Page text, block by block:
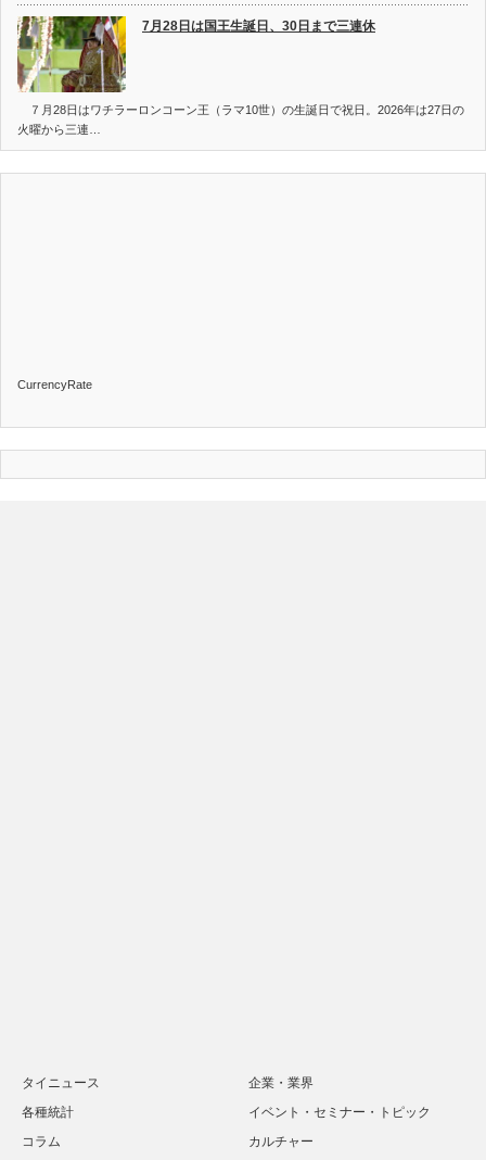
7月28日は国王生誕日、30日まで三連休
７月28日はワチラーロンコーン王（ラマ10世）の生誕日で祝日。2026年は27日の
火曜から三連…
CurrencyRate
タイニュース
企業・業界
各種統計
イベント・セミナー・トピック
コラム
カルチャー